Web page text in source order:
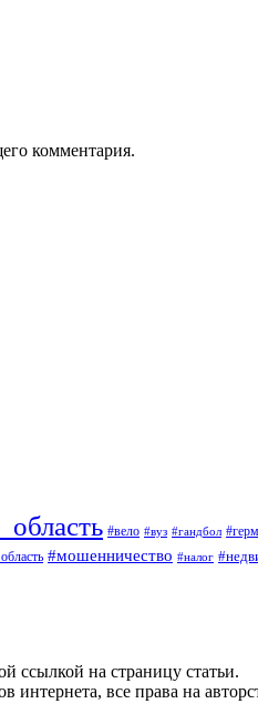
комментария.
#вело #вуз #гандбол
#мошенничество #налог
ссылкой на страницу статьи.
все права на